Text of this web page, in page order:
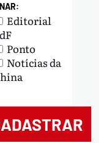
Editorial
Ponto
Notícias da